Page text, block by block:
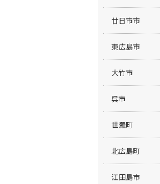
廿日市市
東広島市
大竹市
呉市
世羅町
北広島町
江田島市